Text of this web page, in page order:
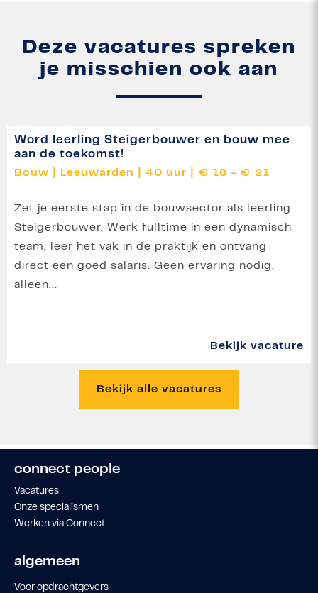
Deze vacatures spreken
je misschien ook aan
Word leerling Steigerbouwer en bouw mee
aan de toekomst!
Bouw
Leeuwarden 40 uur € 18 - € 21
Zet je eerste stap in de bouwsector als leerling
Steigerbouwer. Werk fulltime in een dynamisch
team, leer het vak in de praktijk en ontvang
direct een goed salaris. Geen ervaring nodig,
alleen...
Bekijk vacature
Bekijk alle vacatures
connect people
Vacatures
Onze specialismen
Werken via Connect
algemeen
Voor opdrachtgevers